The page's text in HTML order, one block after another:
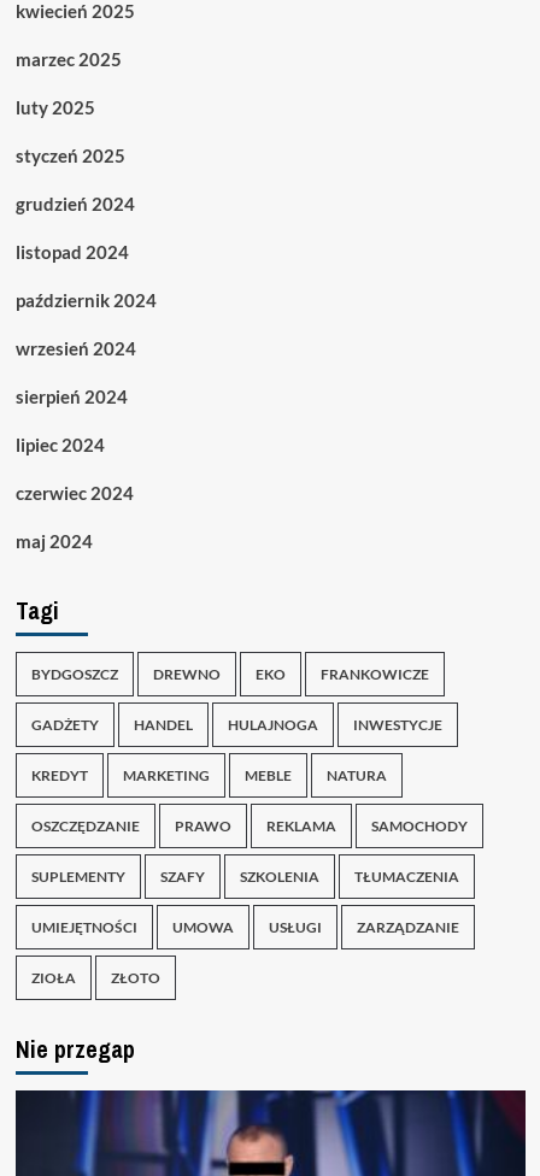
kwiecień 2025
marzec 2025
luty 2025
styczeń 2025
grudzień 2024
listopad 2024
październik 2024
wrzesień 2024
sierpień 2024
lipiec 2024
czerwiec 2024
maj 2024
Tagi
BYDGOSZCZ DREWNO EKO FRANKOWICZE
GADŻETY HANDEL HULAJNOGA INWESTYCJE
KREDYT MARKETING MEBLE NATURA
OSZCZĘDZANIE PRAWO REKLAMA SAMOCHODY
SUPLEMENTY SZAFY SZKOLENIA TŁUMACZENIA
UMIEJĘTNOŚCI UMOWA USŁUGI ZARZĄDZANIE
ZIOŁA ZŁOTO
Nie przegap